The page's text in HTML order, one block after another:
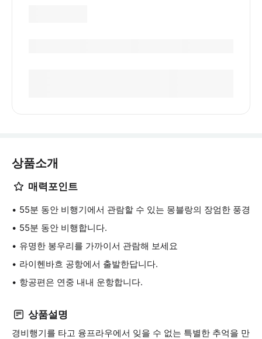
상품소개
매력포인트
55분 동안 비행기에서 관람할 수 있는 몽블랑의 장엄한 풍경
55분 동안 비행합니다.
유명한 봉우리를 가까이서 관람해 보세요
라이헨바흐 공항에서 출발한답니다.
항공편은 연중 내내 운항합니다.
상품설명
경비행기를 타고 융프라우에서 잊을 수 없는 특별한 추억을 만